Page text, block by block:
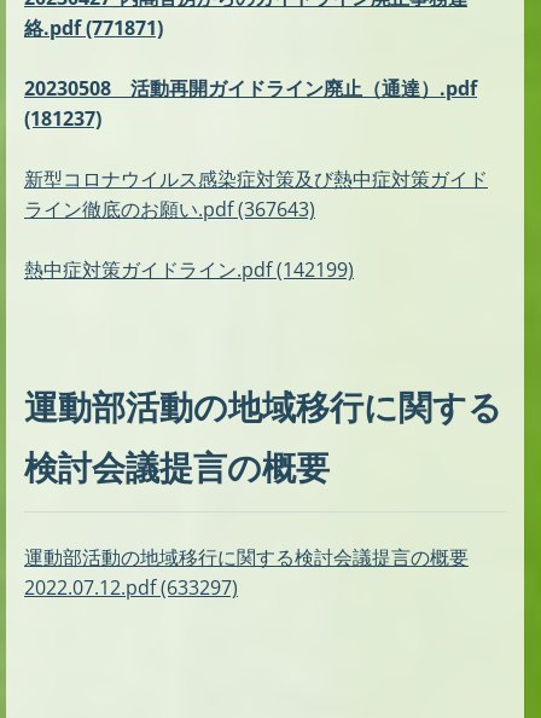
絡.pdf (771871)
20230508 活動再開ガイドライン廃止（通達）.pdf
(181237)
新型コロナウイルス感染症対策及び熱中症対策ガイド
ライン徹底のお願い.pdf (367643)
熱中症対策ガイドライン.pdf (142199)
運動部活動の地域移行に関する
検討会議提言の概要
運動部活動の地域移行に関する検討会議提言の概要
2022.07.12.pdf (633297)